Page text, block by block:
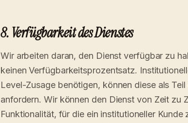
8. Verfügbarkeit des Dienstes
Wir arbeiten daran, den Dienst verfügbar zu
keinen Verfügbarkeitsprozentsatz.
Level-Zusage benötigen, können diese als
anfordern. Wir können den Dienst von Zeit zu
Funktionalität, für die ein institutioneller